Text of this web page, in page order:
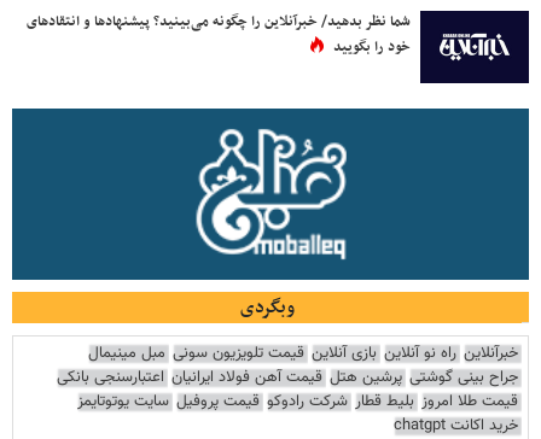
شما نظر بدهید/ خبرآنلاین را چگونه می‌بینید؟ پیشنهادها و انتقادهای
خود را بگویید
وبگردی
خبرآنلاین راه نو آنلاین بازی آنلاین قیمت تلویزیون سونی مبل مینیمال
جراح بینی گوشتی پرشین هتل قیمت آهن فولاد ایرانیان اعتبارسنجی بانکی
قیمت طلا امروز بلیط قطار شرکت رادوکو قیمت پروفیل سایت یوتوتایمز
خرید اکانت chatgpt